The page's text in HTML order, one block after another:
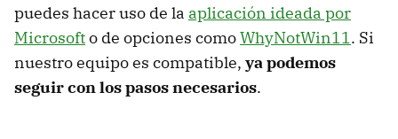
puedes hacer uso de la aplicación ideada por
Microsofto de opciones comoWhyNotWin11. Si
nuestro equipo es compatible, ya podemos
seguir con los pasos necesarios.